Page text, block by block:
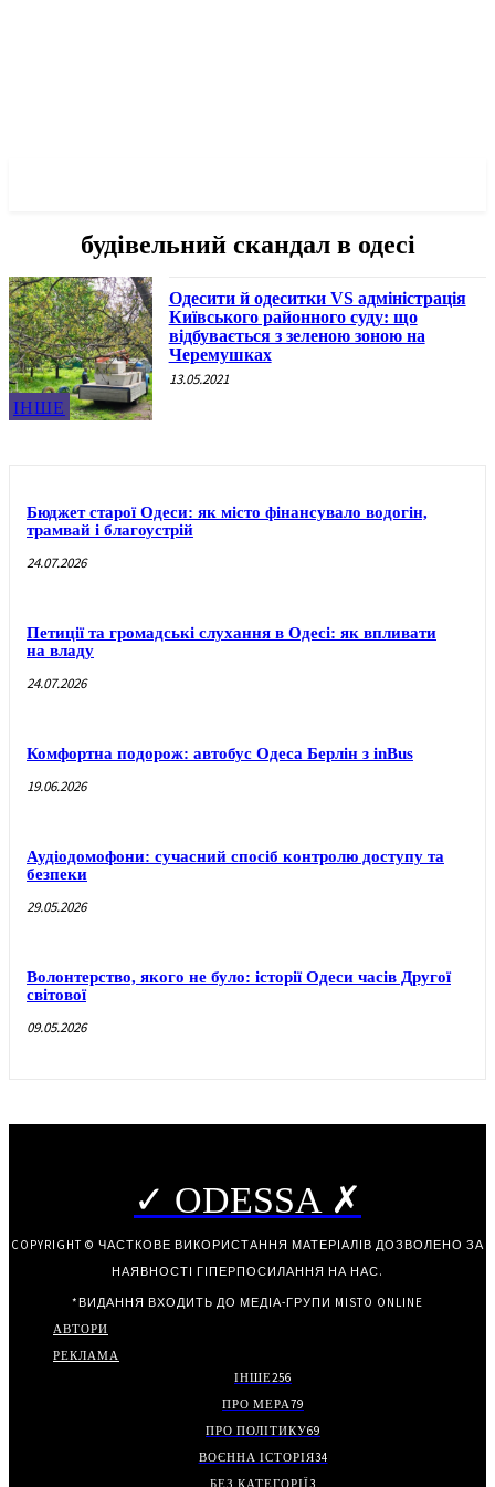
будівельний скандал в одесі
ІНШЕ
Одесити й одеситки VS адміністрація
Київського районного суду: що
відбувається з зеленою зоною на
Черемушках
13.05.2021
Бюджет старої Одеси: як місто фінансувало водогін,
трамвай і благоустрій
24.07.2026
Петиції та громадські слухання в Одесі: як впливати
на владу
24.07.2026
Комфортна подорож: автобус Одеса Берлін з inBus
19.06.2026
Аудіодомофони: сучасний спосіб контролю доступу та
безпеки
29.05.2026
Волонтерство, якого не було: історії Одеси часів Другої
світової
09.05.2026
✓ ODESSA ✗
COPYRIGHT © ЧАСТКОВЕ ВИКОРИСТАННЯ МАТЕРІАЛІВ ДОЗВОЛЕНО ЗА
НАЯВНОСТІ ГІПЕРПОСИЛАННЯ НА НАС.
*ВИДАННЯ ВХОДИТЬ ДО МЕДІА-ГРУПИ MISTO ONLINE
АВТОРИ
РЕКЛАМА
ІНШЕ256
ПРО МЕРА79
ПРО ПОЛІТИКУ69
ВОЄННА ІСТОРІЯ34
БЕЗ КАТЕГОРІЇ3